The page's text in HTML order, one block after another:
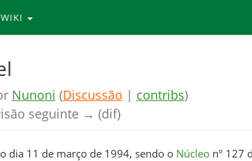
WIKI
Nunoni (Discussão | contribs)
seguinte → (dif)
dia 11 de março de 1994, sendo o Núcleonº 127